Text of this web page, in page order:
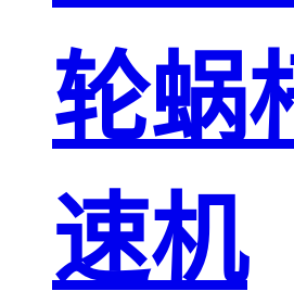
轮蜗
速机